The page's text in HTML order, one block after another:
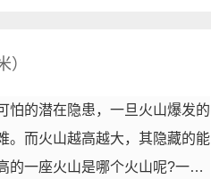
怕的潜在隐患，一旦火山爆发的
。而火山越高越大，其隐藏的能
的一座火山是哪个火山呢?一起